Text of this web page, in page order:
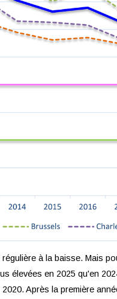
à la baisse. Mais
élevées en 2025 qu'en
Après la première